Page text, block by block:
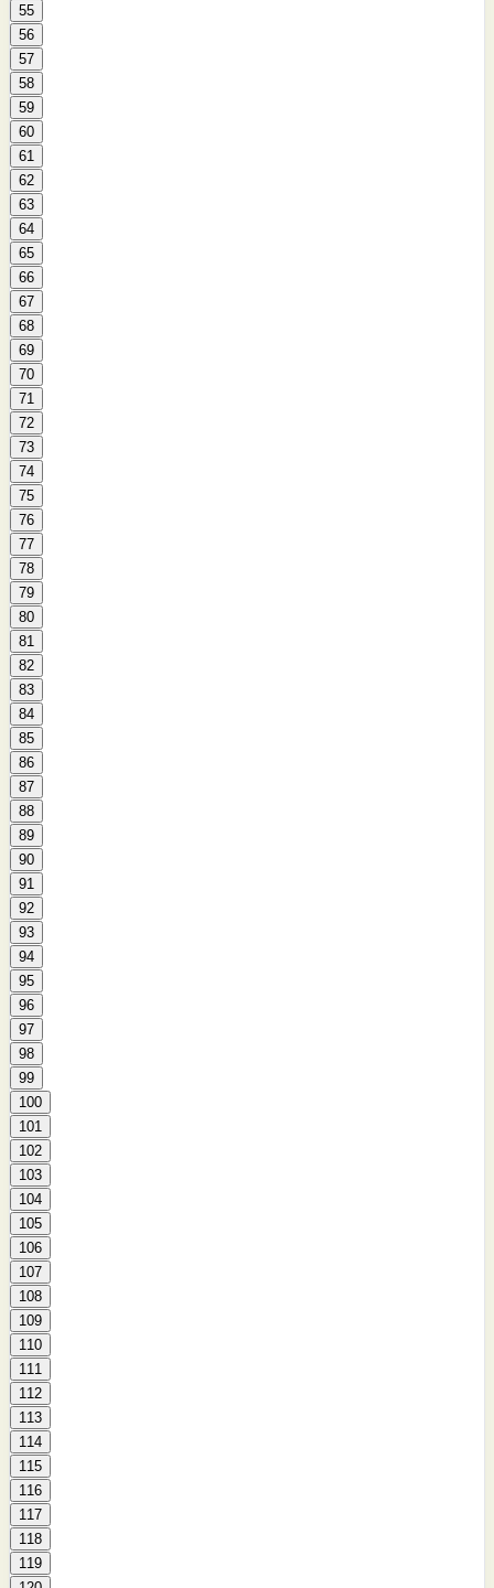
55
56
57
58
59
60
61
62
63
64
65
66
67
68
69
70
71
72
73
74
75
76
77
78
79
80
81
82
83
84
85
86
87
88
89
90
91
92
93
94
95
96
97
98
99
100
101
102
103
104
105
106
107
108
109
110
111
112
113
114
115
116
117
118
119